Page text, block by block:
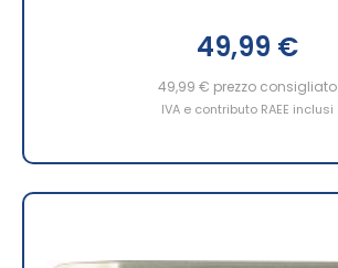
49,99 €
49,99 € prezzo consigliato
IVA e contributo RAEE inclusi